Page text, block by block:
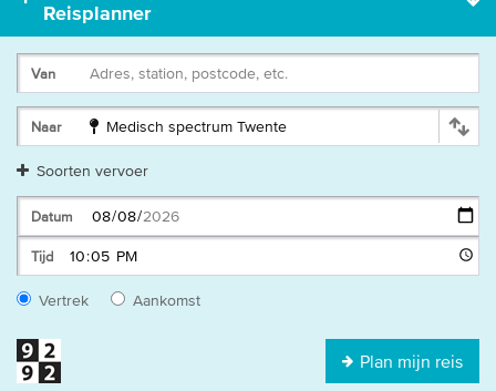
Reisplanner
Van Adres, station, postcode, etc.
Naar Medisch spectrum Twente
Soorten vervoer
Datum
Tijd
Vertrek Aankomst
Plan mijn reis